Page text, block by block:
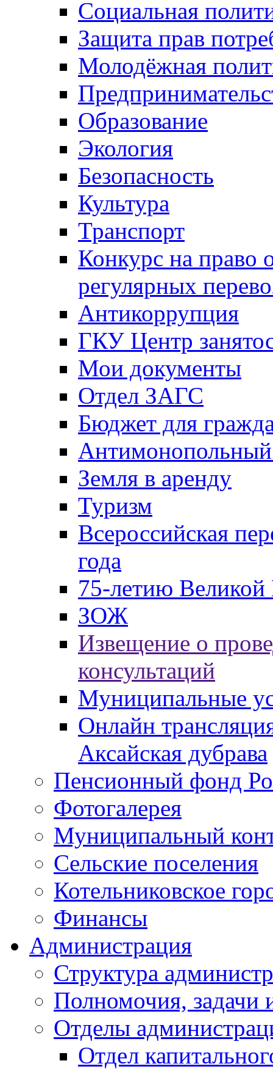
Социальная
Защита прав
Молодёжная
Образование
Экология
Безопасность
Культура
Транспорт
Конкурс на право
регулярных
Антикоррупция
ГКУ Центр
Мои документы
Отдел ЗАГС
Бюджет для
Антимонопольный
Земля в аренду
Туризм
Всероссийская
года
75-летию
ЗОЖ
Извещение о
консультаций
Муниципальные
Онлайн
Аксайская дубрава
Пенсионный фонд
Фотогалерея
Муниципальный
Сельские поселения
Котельниковское
Финансы
Администрация
Структура
Полномочия, задачи
Отделы
Отдел